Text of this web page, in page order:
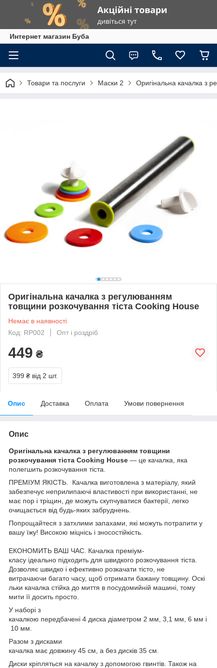
Интернет магазин Буба
Товари та послуги Маски 2 Оригінальна качалка з
Оригінальна качалка з регулюванням
товщини розкочування тіста Cooking House
Немає в наявності
Код: RP002
Опт і роздріб
449 ₴
399 ₴ від 2 шт.
Опис Доставка Оплата Умови повернення
Опис
Оригінальна качалка з регулюванням товщини
розкочування тіста Cooking House — це качалка, яка
полегшить розкочування тіста.
ПРЕМІУМ ЯКІСТЬ. Качалка виготовлена з матеріалу, який
забезпечує неприлипаючі властивості при використанні, не
має пор і тріщин, де можуть скупчуватися бактерії, легко
очищається від будь-яких забруднень.
Попрощайтеся з затхлими запахами, які можуть потрапити у
вашу їжу! Високою міцнісь і зносостійкість.
ЕКОНОМИТЬ ВАШ ЧАС. Качалка преміум-
класу ідеально підходить для швидкого розкочування тіста.
Дозволяє швидко і ефективно розкачати тісто, не
витрачаючи багато часу, щоб отримати бажану товщину. Оскі
льки качалка стійка до миття в посудомийній машині, тому
мити її досить просто.
У наборі з
качалкою передбачені 4 диска діаметром 2 мм, 3,1 мм, 6 мм і
10 мм.
Разом з дисками
качалка має довжину 45 см, а без дисків 35 см.
Диски кріпляться на качалку з допомогою гвинтів. Також на